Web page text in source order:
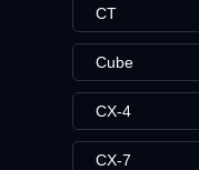
CT
Cube
CX-4
CX-7